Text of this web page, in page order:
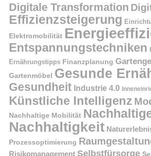
Digitale Transformation
Effizienzsteigerung
Elektromobilität
Entspannungstechniken
Ernährungstipps Finanzplanung
Gartenmöbel Gesunde
Gesundheit Industrie 4.0
Künstliche Intelligenz
Nachhaltige Mobilität
Nachhaltigkeit
Prozessoptimierung
Risikomanagement Selbstfürsorge